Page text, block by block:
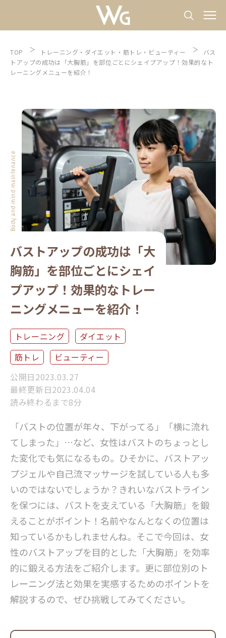
TOP トレーニング ダイエット 筋トレ ビューティー
バス
トアップの成功は「大胸筋」を部位ごとにシェイプアップ！効果的なト
レーニングメニューを紹介！
Body and mind maintenance
バストアップの成功は「大
胸筋」を部位ごとにシェイ
プアップ！効果的なトレー
ニングメニューを紹介！
トレーニング
ダイエット
筋トレ
ビューティー
公開日2023.03.27
最終更新日2023.04.04
読み終わるまで8分
「バストの位置が年々、下がってる」「横に流れ
てしまった」…など、女性はバストのちょっとし
た変化でも気になるもの。ひそかに、バストアッ
プジェルや自己流マッサージを試している人も多
いのではないでしょうか？きれいなバストライン
を保つには、バストを支えている「大胸筋」を鍛
えることがポイント！名前やなんとなくの位置は
知っているかもしれませんね。そこで今回は、女
性のバストアップを目的とした「大胸筋」を効率
的に鍛える方法をご紹介します。更に部位別のト
レーニング法と効果を実感するためのポイントを
解説するので、ぜひ挑戦してみてください。